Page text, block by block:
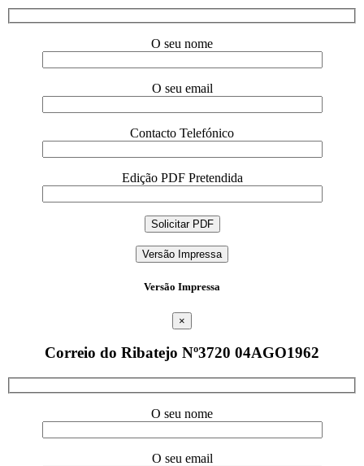
O seu nome
O seu email
Contacto Telefónico
Edição PDF Pretendida
Versão Impressa
Versão Impressa
×
Correio do Ribatejo Nº3720 04AGO1962
O seu nome
O seu email